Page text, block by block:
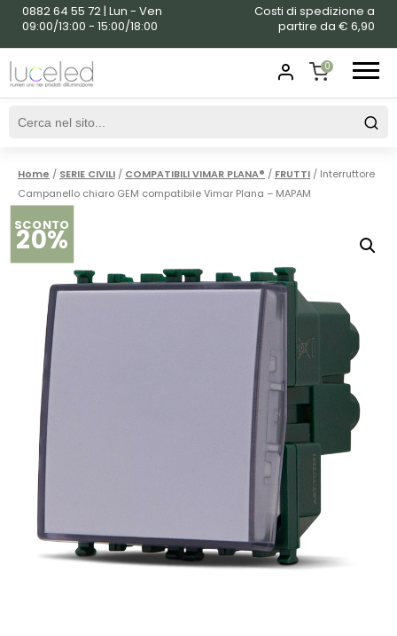
0882 64 55 72 | Lun - Ven
09:00/13:00 - 15:00/18:00
Costi di spedizione a
partire da € 6,90
0
SHOPPING
Home / SERIE CIVILI / COMPATIBILI VIMAR PLANA® / FRUTTI / Interruttore
Campanello chiaro GEM compatibile Vimar Plana – MAPAM
SCONTO
20%